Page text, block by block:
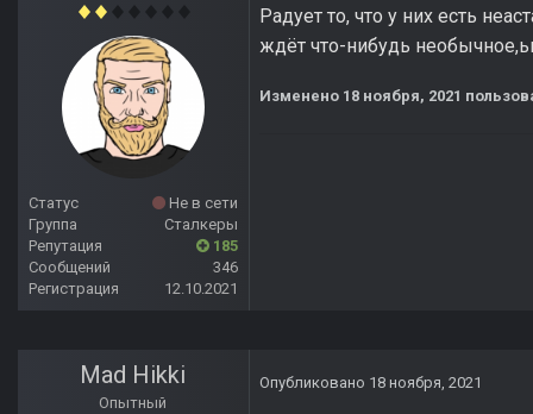
Статус
Не в сети
Группа
Сталкеры
Репутация
185
Сообщений
346
Регистрация
12.10.2021
Радует то, что у них есть
ждёт что-нибудь
Изменено 18 ноября, 2021
Mad Hikki
Опытный
Опубликовано 18 ноября, 2021